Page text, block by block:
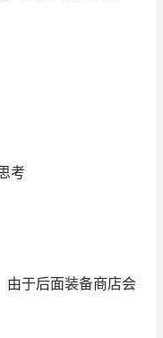
考
由于后面装备商店会